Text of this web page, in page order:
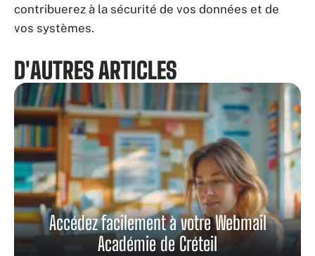
contribuerez à la sécurité de vos données et de
vos systèmes.
D'AUTRES ARTICLES
Accédez facilement à votre Webmail
Académie de Créteil